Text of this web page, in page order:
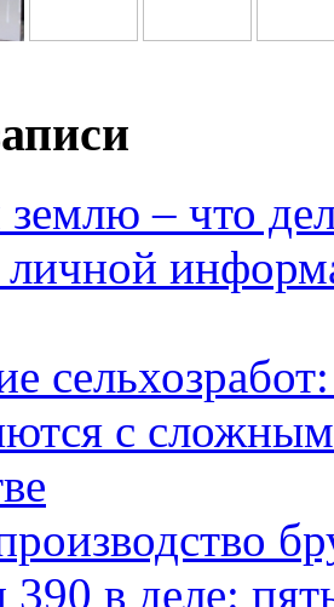
– что
с
в деле: